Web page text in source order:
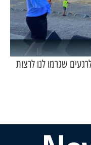
שגרמו לנו לרצות